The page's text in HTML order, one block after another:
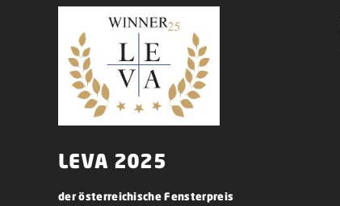
LEVA 2025
der österreichische Fensterpreis